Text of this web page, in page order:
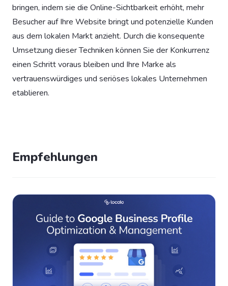
bringen, indem sie die Online-Sichtbarkeit erhöht, mehr
Besucher auf Ihre Website bringt und potenzielle Kunden
aus dem lokalen Markt anzieht. Durch die konsequente
Umsetzung dieser Techniken können Sie der Konkurrenz
einen Schritt voraus bleiben und Ihre Marke als
vertrauenswürdiges und seriöses lokales Unternehmen
etablieren.
Empfehlungen